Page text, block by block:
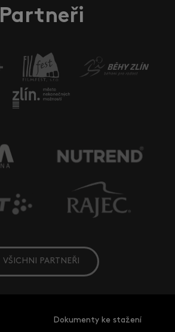
Partneři
VŠICHNI PARTNEŘI
Dokumenty ke stažení